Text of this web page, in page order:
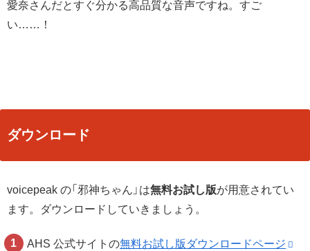
愛奈さんだとすぐ分かる高品質な音声ですね。すご
い……！
ダウンロード
voicepeak の「邪神ちゃん」は無料お試し版が用意されてい
ます。ダウンロードしていきましょう。
AHS 公式サイトの無料お試し版ダウンロードページ